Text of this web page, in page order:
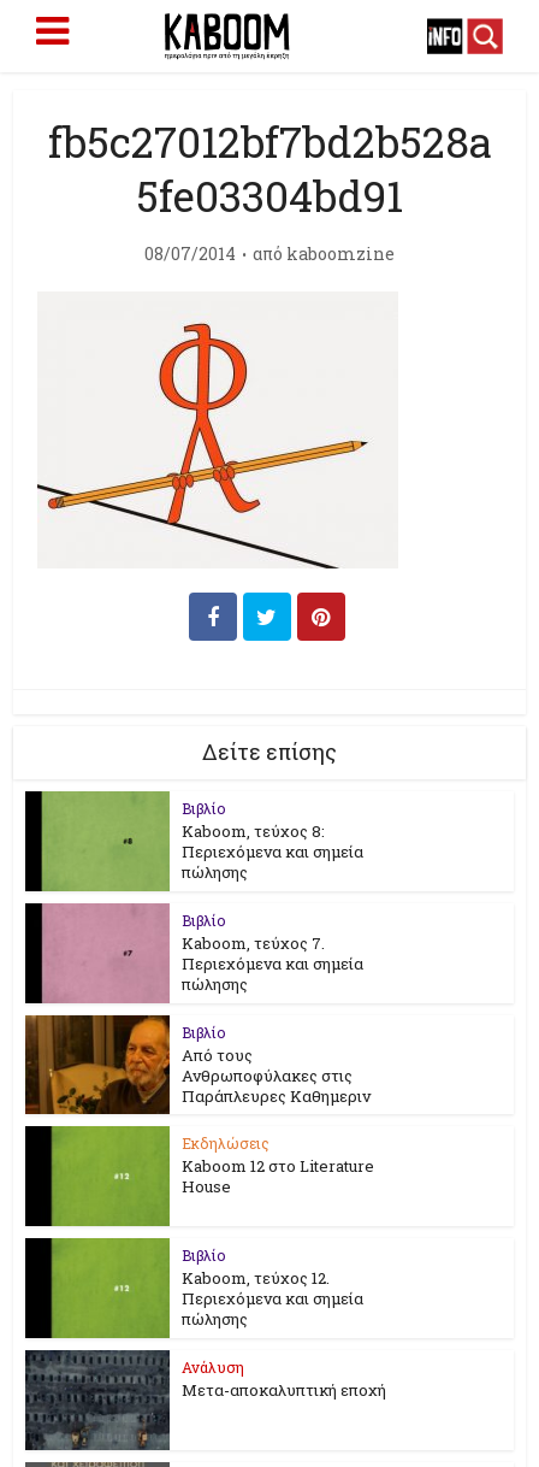
fb5c27012bf7bd2b528a
5fe03304bd91
08/07/2014 από kaboomzine
Δείτε επίσης
Βιβλίο
Kaboom, τεύχος 8:
Περιεχόμενα και σημεία
πώλησης
Βιβλίο
Kaboom, τεύχος 7.
Περιεχόμενα και σημεία
πώλησης
Βιβλίο
Από τους
Ανθρωποφύλακες στις
Παράπλευρες Καθημεριν
Εκδηλώσεις
Kaboom 12 στο Literature
House
Βιβλίο
Kaboom, τεύχος 12.
Περιεχόμενα και σημεία
πώλησης
Ανάλυση
Μετα-αποκαλυπτική εποχή